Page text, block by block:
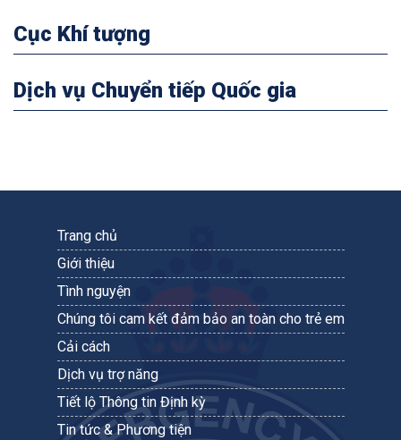
Cục Khí tượng
Dịch vụ Chuyển tiếp Quốc gia
Trang chủ
Giới thiệu
Tình nguyện
Chúng tôi cam kết đảm bảo an toàn cho trẻ em
Cải cách
Dịch vụ trợ năng
Tiết lộ Thông tin Định kỳ
Tin tức & Phương tiện